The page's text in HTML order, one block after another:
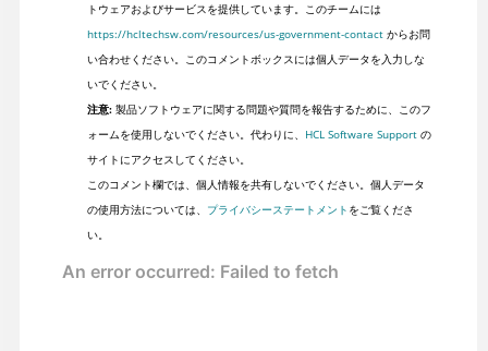
トウェアおよびサービスを提供しています。このチームには
https://hcltechsw.com/resources/us-government-contactからお問
い合わせください。このコメントボックスには個人データを入力しな
いでください。
注意:製品ソフトウェアに関する問題や質問を報告するために、このフ
ォームを使用しないでください。代わりに、 HCL Software Supportの
サイトにアクセスしてください。
このコメント欄では、個人情報を共有しないでください。個人データ
の使用方法については、 プライバシーステートメント をご覧くださ
い。